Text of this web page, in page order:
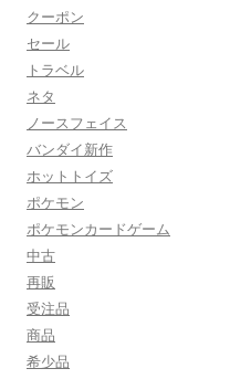
クーポン
セール
トラベル
ネタ
ノースフェイス
バンダイ新作
ホットトイズ
ポケモン
ポケモンカードゲーム
中古
再販
受注品
商品
希少品